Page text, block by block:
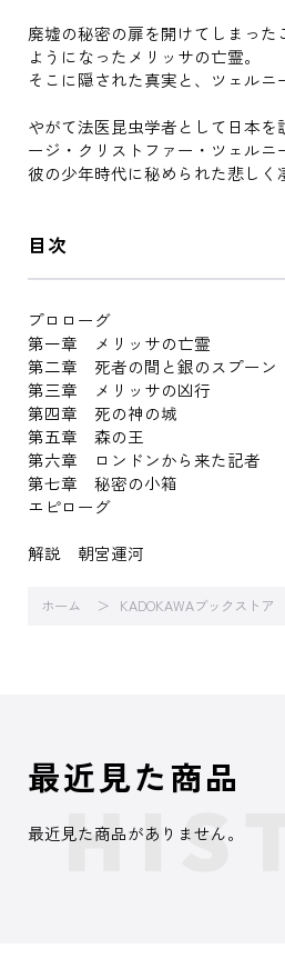
廃墟の秘密の扉を開けてしまった
ようになったメリッサの亡霊。
そこに隠された真実と、ツェルニ
やがて法医昆虫学者として日本を
ージ・クリストファー・ツェルニ
彼の少年時代に秘められた悲しく
目次
プロローグ
第一章 メリッサの亡霊
第二章 死者の間と銀のスプーン
第三章 メリッサの凶行
第四章 死の神の城
第五章 森の王
第六章 ロンドンから来た記者
第七章 秘密の小箱
エピローグ
解説 朝宮運河
ホーム KADOKAWAブックストア
最近見た商品
最近見た商品がありません。